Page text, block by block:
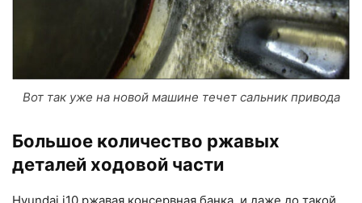
Вот так уже на новой машине течет сальник привода
Большое количество ржавых
деталей ходовой части
Hyundai i10 ржавая консервная банка, и даже до такой